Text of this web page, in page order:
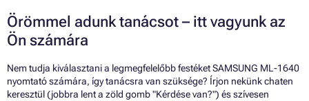
Örömmel adunk tanácsot – itt vagyunk az
Ön számára
Nem tudja kiválasztani a legmegfelelőbb festéket SAMSUNG ML-1640
nyomtató számára, így tanácsra van szüksége? Írjon nekünk chaten
keresztül (jobbra lent a zöld gomb "Kérdése van?") és szívesen